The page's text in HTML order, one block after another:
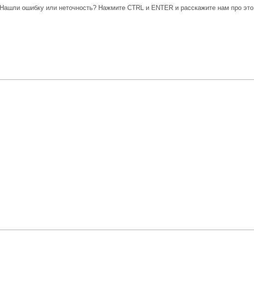
Нашли ошибку или неточность? Нажмите CTRL и ENTER и расскажите нам про это